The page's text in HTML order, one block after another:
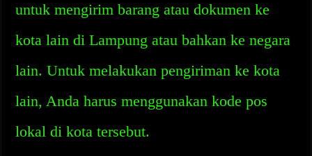
untuk mengirim barang atau dokumen ke
kota lain di Lampung atau bahkan ke negara
lain. Untuk melakukan pengiriman ke kota
lain, Anda harus menggunakan kode pos
lokal di kota tersebut.